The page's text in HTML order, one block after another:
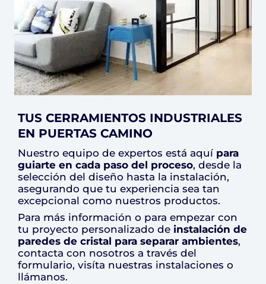
TUS CERRAMIENTOS INDUSTRIALES
EN PUERTAS CAMINO
Nuestro equipo de expertos está aquí para
guiarte en cada paso del proceso, desde la
selección del diseño hasta la instalación,
asegurando que tu experiencia sea tan
excepcional como nuestros productos.
Para más información o para empezar con
tu proyecto personalizado de instalación de
paredes de cristal para separar ambientes,
contacta con nosotros a través del
formulario, visíta nuestras instalaciones o
llámanos.